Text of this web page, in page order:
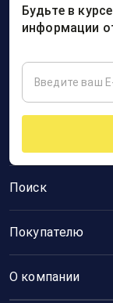
Поиск
Покупателю
О компании
Будьте в
информации